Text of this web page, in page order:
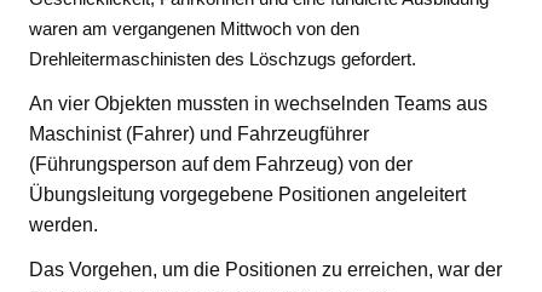
waren am vergangenen Mittwoch von den
Drehleitermaschinisten des Löschzugs gefordert.
An vier Objekten mussten in wechselnden Teams aus
Maschinist (Fahrer) und Fahrzeugführer
(Führungsperson auf dem Fahrzeug) von der
Übungsleitung vorgegebene Positionen angeleitert
werden.
Das Vorgehen, um die Positionen zu erreichen, war der